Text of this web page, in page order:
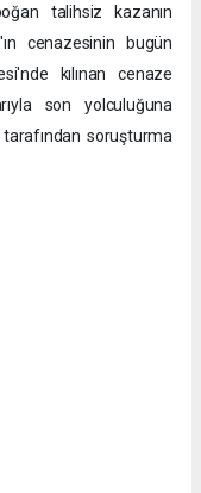
talihsiz kazanın
cenazesinin bugün
kılınan cenaze
son yolculuğuna
soruşturma